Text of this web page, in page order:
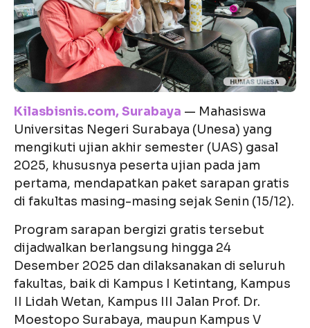
Kilasbisnis.com, Surabaya — Mahasiswa
Universitas Negeri Surabaya (Unesa) yang
mengikuti ujian akhir semester (UAS) gasal
2025, khususnya peserta ujian pada jam
pertama, mendapatkan paket sarapan gratis
di fakultas masing-masing sejak Senin (15/12).
Program sarapan bergizi gratis tersebut
dijadwalkan berlangsung hingga 24
Desember 2025 dan dilaksanakan di seluruh
fakultas, baik di Kampus I Ketintang, Kampus
II Lidah Wetan, Kampus III Jalan Prof. Dr.
Moestopo Surabaya, maupun Kampus V